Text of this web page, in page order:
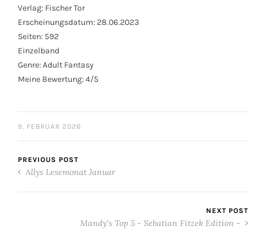
Verlag: Fischer Tor
Erscheinungsdatum: 28.06.2023
Seiten: 592
Einzelband
Genre: Adult Fantasy
Meine Bewertung: 4/5
9. FEBRUAR 2026
PREVIOUS POST
Allys Lesemonat Januar
NEXT POST
Mandy's Top 5 - Sebatian Fitzek Edition -